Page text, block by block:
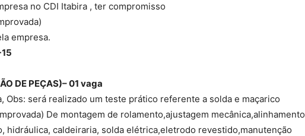
no CDI Itabira , ter compromisso
empresa.
DE PEÇAS)– 01 vaga
Obs: será realizado um teste prático referente a solda e maçarico
De montagem de rolamento,ajustagem mecânica,alinhamento
hidráulica, caldeiraria, solda elétrica,eletrodo revestido,manutenção